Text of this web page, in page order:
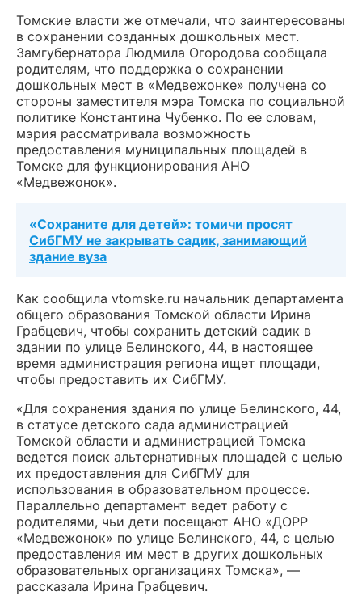
Томские власти же отмечали, что заинтересованы
в сохранении созданных дошкольных мест.
Замгубернатора Людмила Огородова сообщала
родителям, что поддержка о сохранении
дошкольных мест в «Медвежонке» получена со
стороны заместителя мэра Томска по социальной
политике Константина Чубенко. По ее словам,
мэрия рассматривала возможность
предоставления муниципальных площадей в
Томске для функционирования АНО
«Медвежонок».
«Сохраните для детей»: томичи просят
СибГМУ не закрывать садик, занимающий
здание вуза
Как сообщила vtomske.ru начальник департамента
общего образования Томской области Ирина
Грабцевич, чтобы сохранить детский садик в
здании по улице Белинского, 44, в настоящее
время администрация региона ищет площади,
чтобы предоставить их СибГМУ.
«Для сохранения здания по улице Белинского, 44,
в статусе детского сада администрацией
Томской области и администрацией Томска
ведется поиск альтернативных площадей с целью
их предоставления для СибГМУ для
использования в образовательном процессе.
Параллельно департамент ведет работу с
родителями, чьи дети посещают АНО «ДОРР
«Медвежонок» по улице Белинского, 44, с целью
предоставления им мест в других дошкольных
образовательных организациях Томска», —
рассказала Ирина Грабцевич.